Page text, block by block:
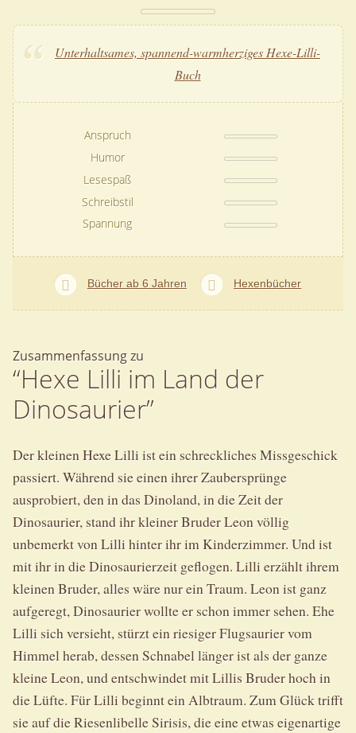
Unterhaltsames, spannend-warmherziges Hexe-Lilli-
Buch
Anspruch
Humor
Lesespaß
Schreibstil
Spannung
Bücher ab 6 Jahren Hexenbücher
Zusammenfassung zu
“Hexe Lilli im Land der
Dinosaurier”
Der kleinen Hexe Lilli ist ein schreckliches Missgeschick
passiert. Während sie einen ihrer Zaubersprünge
ausprobiert, den in das Dinoland, in die Zeit der
Dinosaurier, stand ihr kleiner Bruder Leon völlig
unbemerkt von Lilli hinter ihr im Kinderzimmer. Und ist
mit ihr in die Dinosaurierzeit geflogen. Lilli erzählt ihrem
kleinen Bruder, alles wäre nur ein Traum. Leon ist ganz
aufgeregt, Dinosaurier wollte er schon immer sehen. Ehe
Lilli sich versieht, stürzt ein riesiger Flugsaurier vom
Himmel herab, dessen Schnabel länger ist als der ganze
kleine Leon, und entschwindet mit Lillis Bruder hoch in
die Lüfte. Für Lilli beginnt ein Albtraum. Zum Glück trifft
sie auf die Riesenlibelle Sirisis, die eine etwas eigenartige